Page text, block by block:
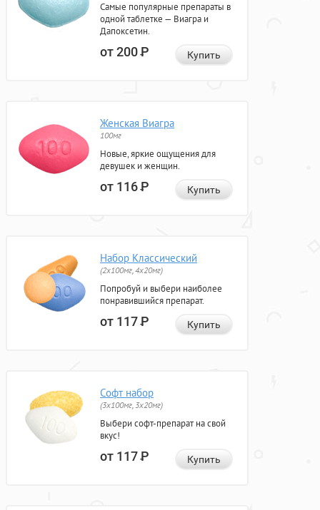
Самые популярные препараты в
одной таблетке — Виагра и
Дапоксетин.
от 200Р Купить
Женская Виагра
100мг
Новые, яркие ощущения для
девушек и женщин.
от 116Р Купить
Набор Классический
(2x100мг, 4x20мг)
Попробуй и выбери наиболее
понравившийся препарат.
от 117Р Купить
Софт набор
(3x100мг, 3x20мг)
Выбери софт-препарат на свой
вкус!
от 117Р Купить